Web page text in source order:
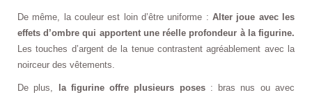
De même, la couleur est loin d’être uniforme : Alter joue avec les
effets d’ombre qui apportent une réelle profondeur à la figurine.
Les touches d’argent de la tenue contrastent agréablement avec la
noirceur des vêtements.
De plus, la figurine offre plusieurs poses: bras nus ou avec